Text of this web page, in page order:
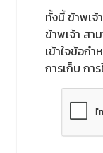
ทั้งนี้ ข้าพเจ้
ข้าพเจ้า สา
เข้าใจข้อกำ
การเก็บ กา